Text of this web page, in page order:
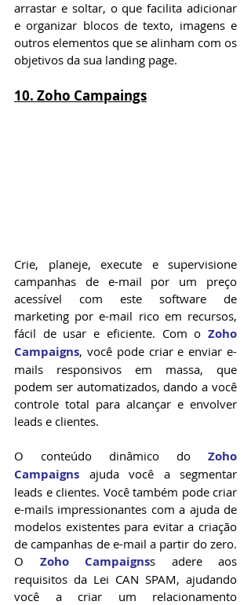
arrastar e soltar, o que facilita adicionar
e organizar blocos de texto, imagens e
outros elementos que se alinham com os
objetivos da sua landing page.
10. Zoho Campaings
Crie, planeje, execute e supervisione
campanhas de e-mail por um preço
acessível com este software de
marketing por e-mail rico em recursos,
fácil de usar e eficiente. Com o Zoho
Campaigns, você pode criar e enviar e-
mails responsivos em massa, que
podem ser automatizados, dando a você
controle total para alcançar e envolver
leads e clientes.
O conteúdo dinâmico do Zoho
Campaigns ajuda você a segmentar
leads e clientes. Você também pode criar
e-mails impressionantes com a ajuda de
modelos existentes para evitar a criação
de campanhas de e-mail a partir do zero.
O Zoho Campaignss adere aos
requisitos da Lei CAN SPAM, ajudando
você a criar um relacionamento